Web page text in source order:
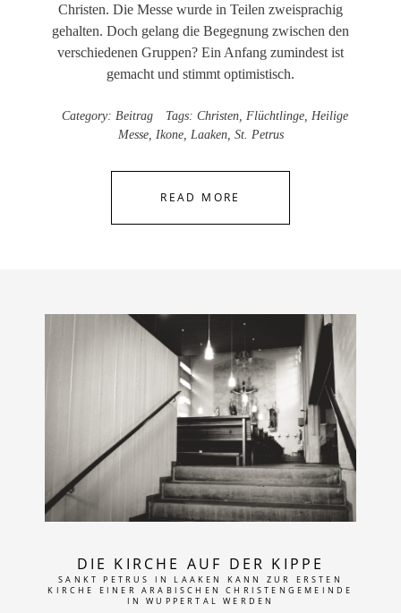
Christen. Die Messe wurde in Teilen zweisprachig
gehalten. Doch gelang die Begegnung zwischen den
verschiedenen Gruppen? Ein Anfang zumindest ist
gemacht und stimmt optimistisch.
Category: Beitrag Tags: Christen Flüchtlinge Heilige
Messe, Ikone, Laaken, St. Petrus
READ MORE
DIE KIRCHE AUF DER KIPPE
SANKT PETRUS IN LAAKEN KANN ZUR ERSTEN
KIRCHE EINER ARABISCHEN CHRISTENGEMEINDE
IN WUPPERTAL WERDEN